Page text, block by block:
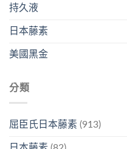
持久液
日本藤素
美國黑金
分類
屈臣氏日本藤素 (913)